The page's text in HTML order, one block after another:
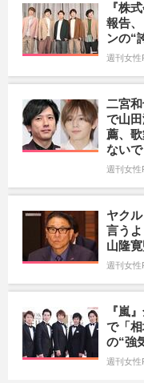
『株
報告
ンの“
週刊女性
二宮
で山
薦、
ないで
週刊女性
ヤク
言う
山隆
週刊女性
『嵐
で「
の“強
週刊女性